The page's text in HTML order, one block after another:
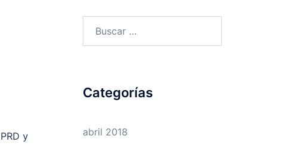
y
Categorías
abril 2018